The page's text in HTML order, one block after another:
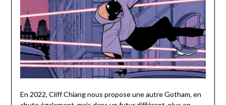
En 2022, Cliff Chiang nous propose une autre Gotham, en